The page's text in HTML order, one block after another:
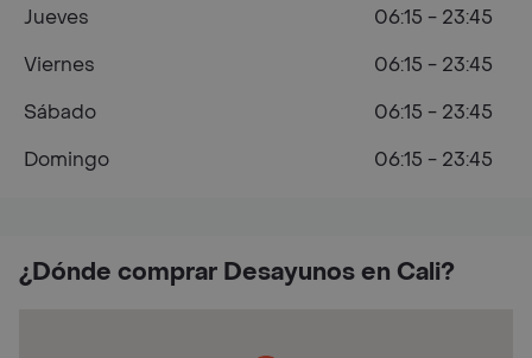
¿Dónde comprar Desayunos en Cali?
Jueves
06:15 - 23:45
Viernes
06:15 - 23:45
Sábado
06:15 - 23:45
Domingo
06:15 - 23:45